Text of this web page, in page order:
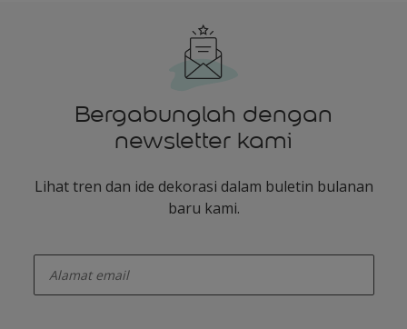
Bergabunglah dengan
newsletter kami
Lihat tren dan ide dekorasi dalam buletin bulanan
baru kami.